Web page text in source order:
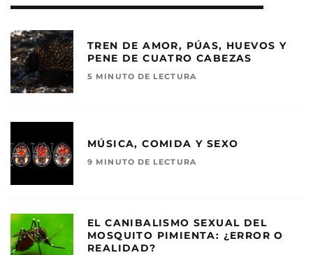
TREN DE AMOR, PÚAS, HUEVOS Y
PENE DE CUATRO CABEZAS
5 MINUTO DE LECTURA
MÚSICA, COMIDA Y SEXO
9 MINUTO DE LECTURA
EL CANIBALISMO SEXUAL DEL
MOSQUITO PIMIENTA: ¿ERROR O
REALIDAD?